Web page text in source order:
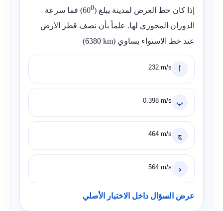
إذا كان خط العرض لمدينة يبلغ ( 600
) فما سرعة
الدوران المحوري لها. علماً بأن نصف قطر الأرض
عند خط الاستواء يساوي (6380 km
)
232 m/s
ب 0.398 m/s
ج 464 m/s
د 564 m/s
عرض السؤال داخل الاختبار الأصلي